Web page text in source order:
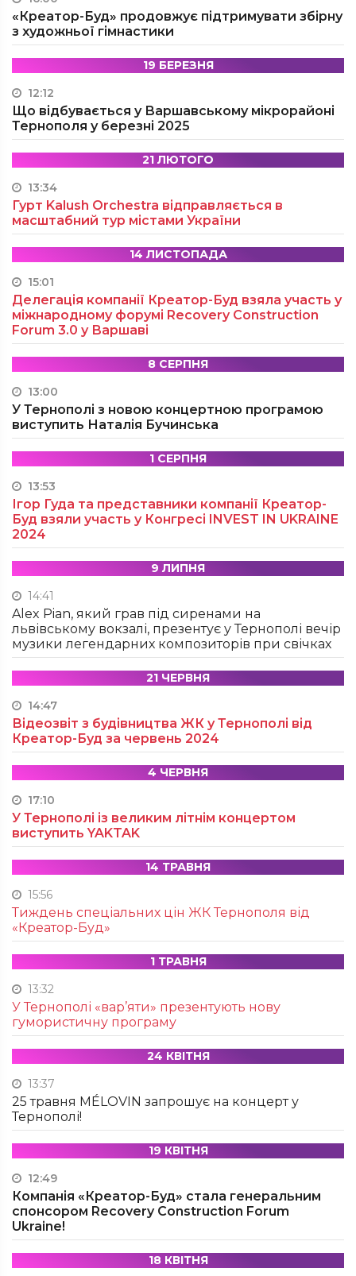
«Креатор-Буд» продовжує підтримувати збірну
з художньої гімнастики
19 БЕРЕЗНЯ
12:12
Що відбувається у Варшавському мікрорайоні
Тернополя у березні 2025
21 ЛЮТОГО
13:34
Гурт Kalush Orchestra відправляється в
масштабний тур містами України
14 ЛИСТОПАДА
15:01
Делегація компанії Креатор-Буд взяла участь у
міжнародному форумі Recovery Construction
Forum 3.0 у Варшаві
8 СЕРПНЯ
13:00
У Тернополі з новою концертною програмою
виступить Наталія Бучинська
1 СЕРПНЯ
13:53
Ігор Гуда та представники компанії Креатор-
Буд взяли участь у Конгресі INVEST IN UKRAINE
2024
9 ЛИПНЯ
14:41
Alex Pian, який грав під сиренами на
львівському вокзалі, презентує у Тернополі вечір
музики легендарних композиторів при свічках
21 ЧЕРВНЯ
14:47
Відеозвіт з будівництва ЖК у Тернополі від
Креатор-Буд за червень 2024
4 ЧЕРВНЯ
17:10
У Тернополі із великим літнім концертом
виступить YAKTAK
14 ТРАВНЯ
15:56
Тиждень спеціальних цін ЖК Тернополя від
«Креатор-Буд»
1 ТРАВНЯ
13:32
У Тернополі «вар’яти» презентують нову
гумористичну програму
24 КВІТНЯ
13:37
25 травня MÉLOVIN запрошує на концерт у
Тернополі!
19 КВІТНЯ
12:49
Компанія «Креатор-Буд» стала генеральним
спонсором Recovery Construction Forum
Ukraine!
18 КВІТНЯ